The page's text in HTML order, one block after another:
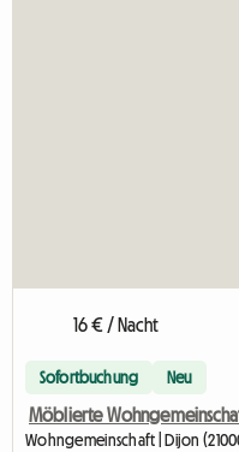
16 € / Nacht
Sofortbuchung Neu
Möblierte
Wohngemeinschaft | Dijon